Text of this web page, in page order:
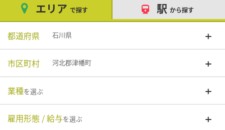
エリア で探す 駅 から探す
都道府県 石川県
市区町村 河北郡津幡町
業種を選ぶ
雇用形態 / 給与を選ぶ